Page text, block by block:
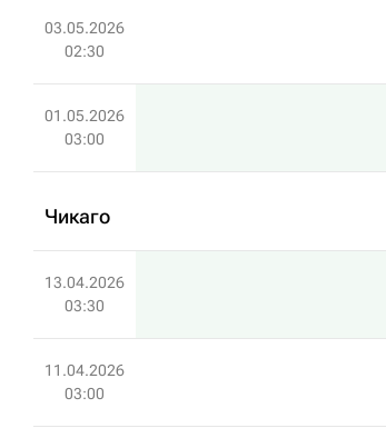
03.05.2026
02:30
01.05.2026
03:00
Чикаго
13.04.2026
03:30
11.04.2026
03:00